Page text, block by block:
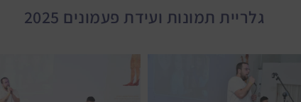
גלריית תמונות ועידת פעמונים 2025